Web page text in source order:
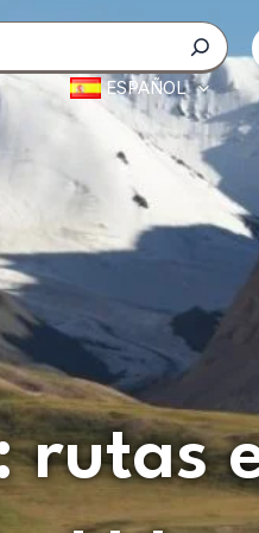
ESPAÑOL
rutas